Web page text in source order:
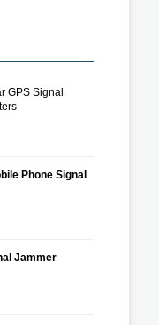
GPS Signal
Phone Signal
Jammer